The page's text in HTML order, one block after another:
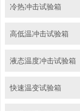
冷热冲击试验箱
高低温冲击试验箱
液态温度冲击试验箱
快速温变试验箱